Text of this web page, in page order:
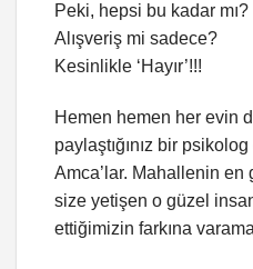
Peki, hepsi bu kadar mı?
Alışveriş mi sadece?
Kesinlikle ‘Hayır’!!!
Hemen hemen her evin
paylaştığınız bir
Amca’lar. Mahallenin en
size yetişen o güzel
ettiğimizin farkına